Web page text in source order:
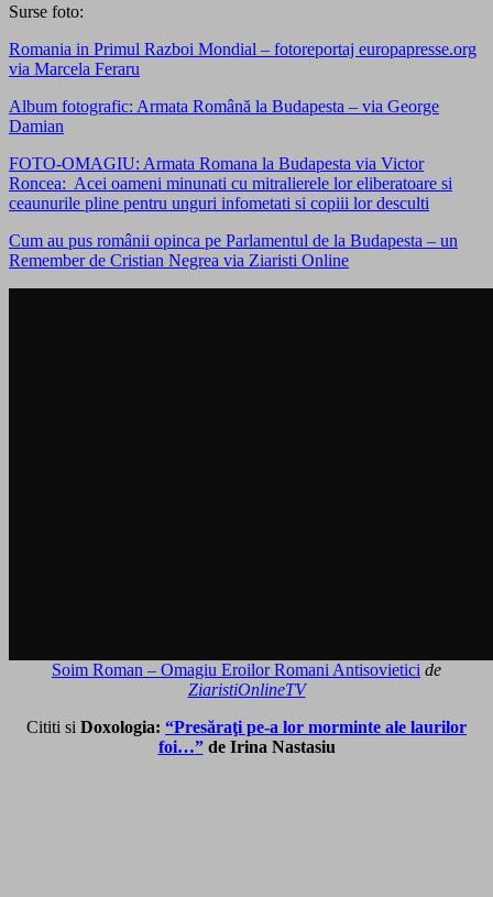
Surse foto:
Romania in Primul Razboi Mondial – fotoreportaj europapresse.org
via Marcela Feraru
Album fotografic: Armata Română la Budapesta – via George
Damian
FOTO-OMAGIU: Armata Romana la Budapesta via Victor
Roncea: Acei oameni minunati cu mitralierele lor eliberatoare si
ceaunurile pline pentru unguri infometati si copiii lor desculti
Cum au pus românii opinca pe Parlamentul de la Budapesta – un
Remember de Cristian Negrea via Ziaristi Online
Soim Roman – Omagiu Eroilor Romani Antisovietici de
ZiaristiOnlineTV
Cititi si Doxologia: “Presăraţi pe-a lor morminte ale laurilor
foi…”de Irina Nastasiu